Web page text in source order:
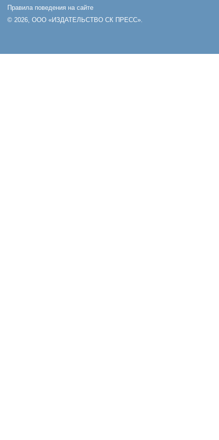
Правила поведения на сайте
© 2026, ООО «ИЗДАТЕЛЬСТВО СК ПРЕСС».